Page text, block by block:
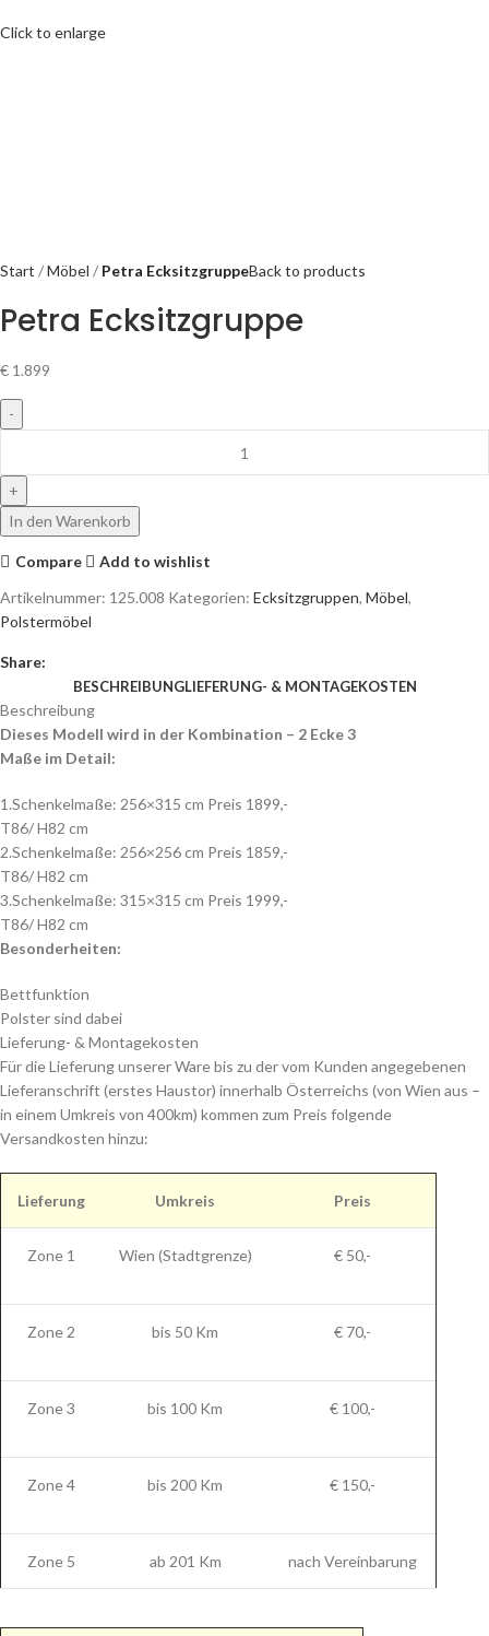
Click to enlarge
Start Möbel Petra EcksitzgruppeBack to products
Petra Ecksitzgruppe
€ 1.899
In den Warenkorb
Compare
Add to wishlist
Artikelnummer: 125.008 Kategorien: Ecksitzgruppen, Möbel,
Polstermöbel
Share:
BESCHREIBUNGLIEFERUNG- & MONTAGEKOSTEN
Beschreibung
Dieses Modell wird in der Kombination – 2 Ecke 3
Maße im Detail:
1.Schenkelmaße: 256×315 cm Preis 1899,-
T86/ H82 cm
2.Schenkelmaße: 256×256 cm Preis 1859,-
T86/ H82 cm
3.Schenkelmaße: 315×315 cm Preis 1999,-
T86/ H82 cm
Besonderheiten:
Bettfunktion
Polster sind dabei
Lieferung- & Montagekosten
Für die Lieferung unserer Ware bis zu der vom Kunden angegebenen
Lieferanschrift (erstes Haustor) innerhalb Österreichs (von Wien aus –
in einem Umkreis von 400km) kommen zum Preis folgende
Versandkosten hinzu:
Lieferung Umkreis Preis
Zone 1 Wien (Stadtgrenze) € 50,-
Zone 2 bis 50 Km € 70,-
Zone 3 bis 100 Km € 100,-
Zone 4 bis 200 Km € 150,-
Zone 5 ab 201 Km nach Vereinbarung